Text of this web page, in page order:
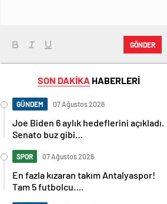
GÖNDER
SON DAKİKA HABERLERİ
GÜNDEM 07 Ağustos 2026
Joe Biden 6 aylık hedeflerini açıkladı.
Senato buz gibi…
SPOR 07 Ağustos 2026
En fazla kızaran takım Antalyaspor!
Tam 5 futbolcu….